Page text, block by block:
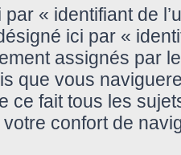
« identifiant de
ici par «
assignés par
que vous
ce fait tous les
votre confort de